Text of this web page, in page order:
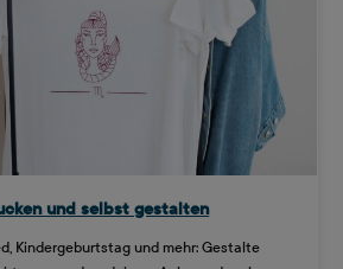
und selbst gestalten
Kindergeburtstag und mehr: Gestalte